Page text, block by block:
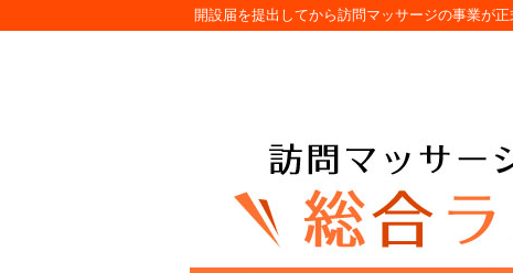
開設届を提出してから訪問マッサージの事業が